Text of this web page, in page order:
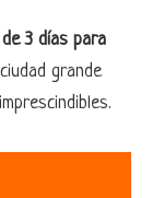
de 3 días para
grande